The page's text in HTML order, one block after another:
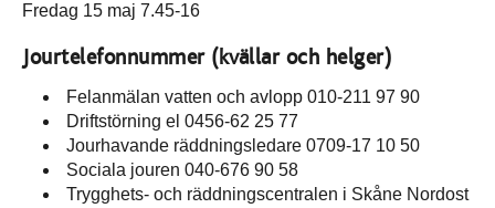
Fredag 15 maj 7.45-16
Jourtelefonnummer (kvällar och helger)
Felanmälan vatten och avlopp 010-211 97 90
Driftstörning el 0456-62 25 77
Jourhavande räddningsledare 0709-17 10 50
Sociala jouren 040-676 90 58
Trygghets- och räddningscentralen i Skåne Nordost